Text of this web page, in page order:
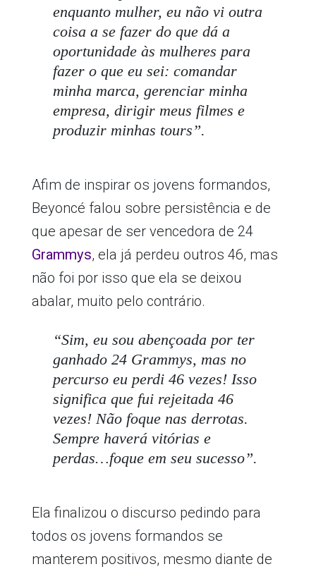
enquanto mulher, eu não vi outra
coisa a se fazer do que dá a
oportunidade às mulheres para
fazer o que eu sei: comandar
minha marca, gerenciar minha
empresa, dirigir meus filmes e
produzir minhas tours”.
Afim de inspirar os jovens formandos,
Beyoncé falou sobre persistência e de
que apesar de ser vencedora de 24
Grammys, ela já perdeu outros 46, mas
não foi por isso que ela se deixou
abalar, muito pelo contrário.
“Sim, eu sou abençoada por ter
ganhado 24 Grammys, mas no
percurso eu perdi 46 vezes! Isso
significa que fui rejeitada 46
vezes! Não foque nas derrotas.
Sempre haverá vitórias e
perdas…foque em seu sucesso”.
Ela finalizou o discurso pedindo para
todos os jovens formandos se
manterem positivos, mesmo diante de